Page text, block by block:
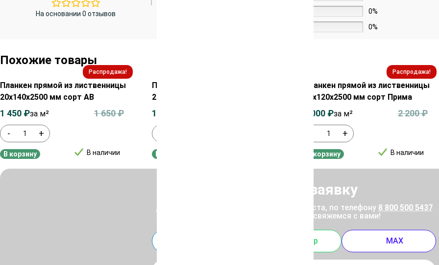
На основании 0 отзывов
0%
0%
Похожие товары
Распродажа!
Планкен прямой из лиственницы
20х140х2500 мм сорт АВ
- +
В наличии
1 650₽
1 450 ₽за м²
В корзину
Планкен прямой из лиственницы
20х90х2500 мм сорт АВ
1 450
Распродажа!
Планкен прямой из лиственницы
20х120х2500 мм сорт Прима
+
В наличии
2 200₽
2 000 ₽за м²
В корзину
Отправить заявку
Для уточнения цены позвоните, пожалуйста, по телефону 8 800 500 5437
или отправьте заявку, и мы свяжемся с вами!
Whatsapp MAX